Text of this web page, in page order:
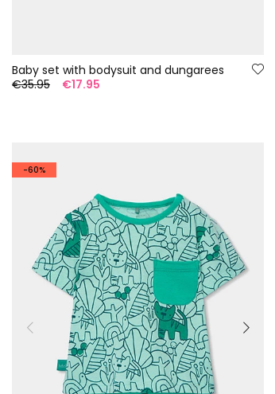
Baby set with bodysuit and dungarees
€35.95
€17.95
-60%